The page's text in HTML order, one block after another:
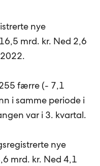
nye
mrd. kr. Ned 2,6
færre (- 7,1
i samme periode i
var i 3. kvartal.
nye
mrd. kr. Ned 4,1